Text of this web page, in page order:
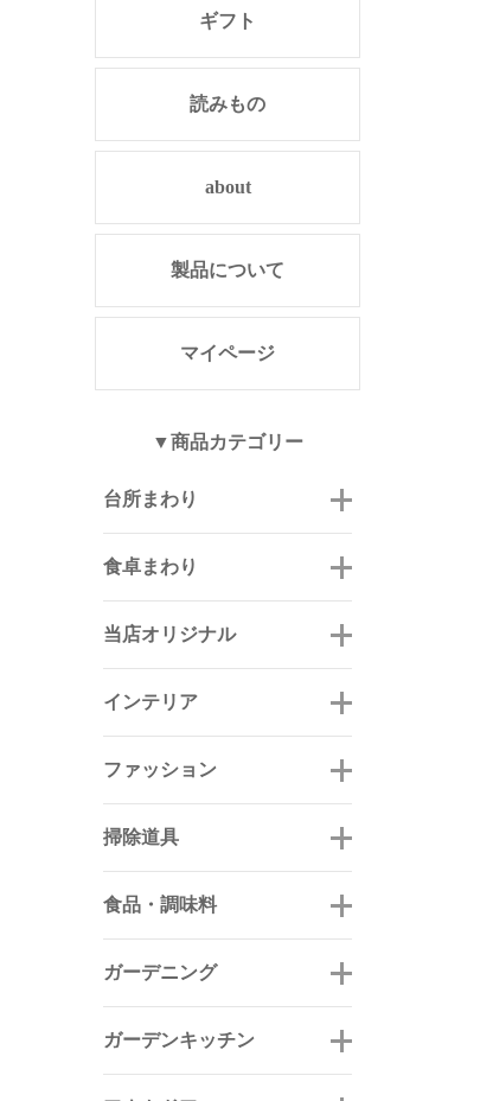
ギフト
読みもの
about
製品について
マイページ
▼商品カテゴリー
台所まわり
食卓まわり
当店オリジナル
インテリア
ファッション
掃除道具
食品・調味料
ガーデニング
ガーデンキッチン